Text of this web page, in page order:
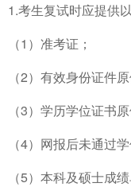
1.考生复试时应提供
（1）准考证；
（2）有效身份证件原
（3）学历学位证书原
（4）网报后未通过学
（5）本科及硕士成绩